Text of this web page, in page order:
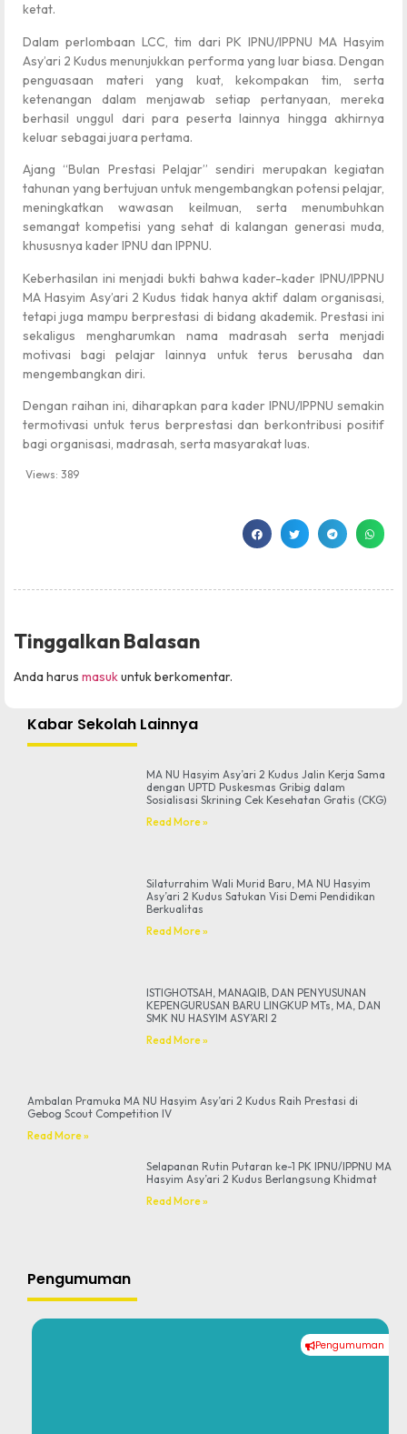
ketat.
Dalam perlombaan LCC, tim dari PK IPNU/IPPNU MA Hasyim
Asy’ari 2 Kudus menunjukkan performa yang luar biasa. Dengan
penguasaan materi yang kuat, kekompakan tim, serta
ketenangan dalam menjawab setiap pertanyaan, mereka
berhasil unggul dari para peserta lainnya hingga akhirnya
keluar sebagai juara pertama.
Ajang “Bulan Prestasi Pelajar” sendiri merupakan kegiatan
tahunan yang bertujuan untuk mengembangkan potensi pelajar,
meningkatkan wawasan keilmuan, serta menumbuhkan
semangat kompetisi yang sehat di kalangan generasi muda,
khususnya kader IPNU dan IPPNU.
Keberhasilan ini menjadi bukti bahwa kader-kader IPNU/IPPNU
MA Hasyim Asy’ari 2 Kudus tidak hanya aktif dalam organisasi,
tetapi juga mampu berprestasi di bidang akademik. Prestasi ini
sekaligus mengharumkan nama madrasah serta menjadi
motivasi bagi pelajar lainnya untuk terus berusaha dan
mengembangkan diri.
Dengan raihan ini, diharapkan para kader IPNU/IPPNU semakin
termotivasi untuk terus berprestasi dan berkontribusi positif
bagi organisasi, madrasah, serta masyarakat luas.
Views: 389
Tinggalkan Balasan
Anda harus masukuntuk berkomentar.
Kabar Sekolah Lainnya
MA NU Hasyim Asy’ari 2 Kudus Jalin Kerja Sama
dengan UPTD Puskesmas Gribig dalam
Sosialisasi Skrining Cek Kesehatan Gratis (CKG)
Read More »
Silaturrahim Wali Murid Baru, MA NU Hasyim
Asy’ari 2 Kudus Satukan Visi Demi Pendidikan
Berkualitas
Read More »
ISTIGHOTSAH, MANAQIB, DAN PENYUSUNAN
KEPENGURUSAN BARU LINGKUP MTs, MA, DAN
SMK NU HASYIM ASY’ARI 2
Read More »
Ambalan Pramuka MA NU Hasyim Asy’ari 2 Kudus Raih Prestasi di
Gebog Scout Competition IV
Read More »
Selapanan Rutin Putaran ke-1 PK IPNU/IPPNU MA
Hasyim Asy’ari 2 Kudus Berlangsung Khidmat
Read More »
Pengumuman
Pengumuman